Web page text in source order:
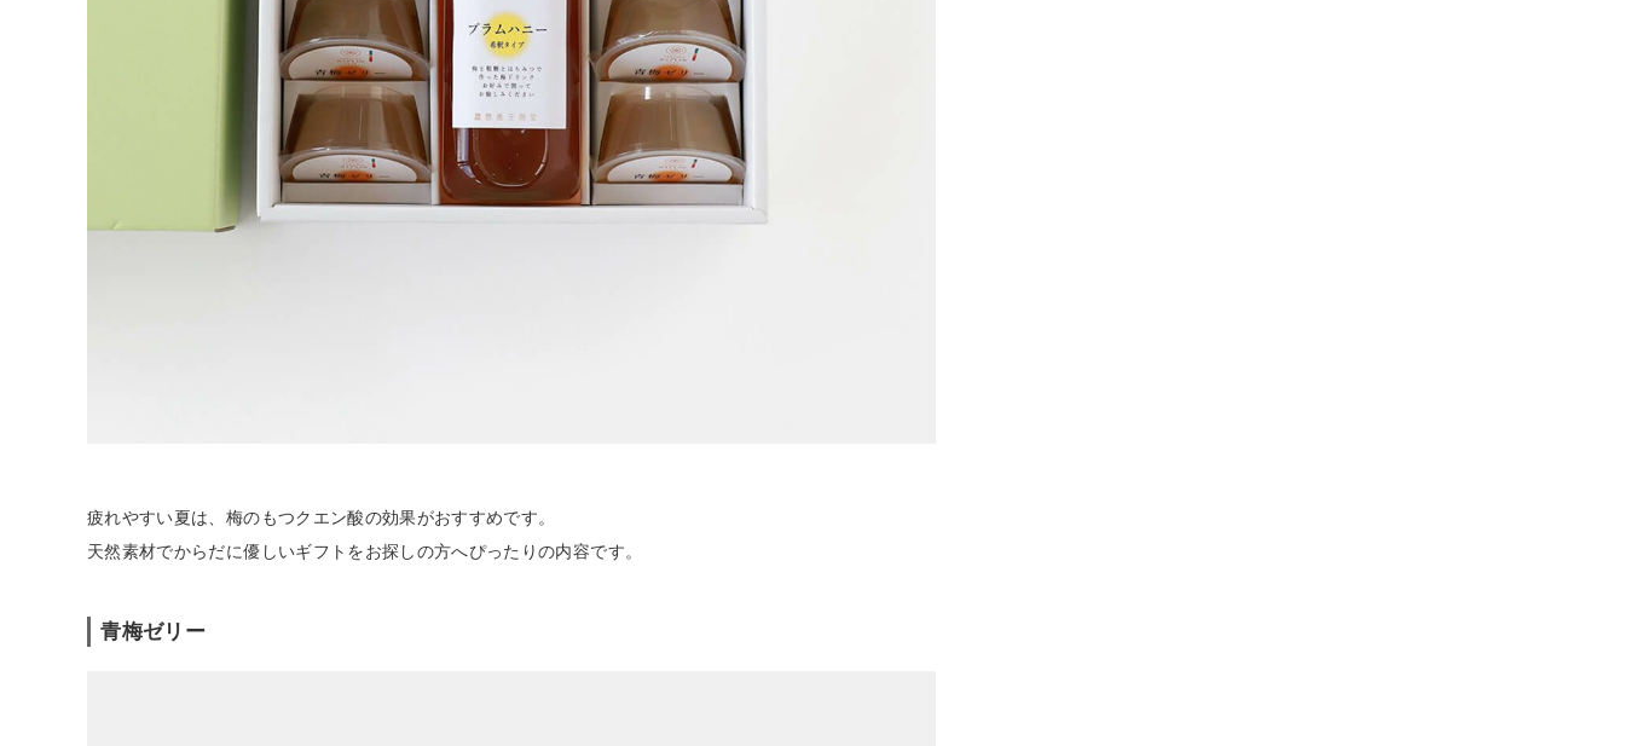
疲れやすい夏は、梅のもつクエン酸の効果がおすすめです。
天然素材でからだに優しいギフトをお探しの方へぴったりの内容です。
青梅ゼリー